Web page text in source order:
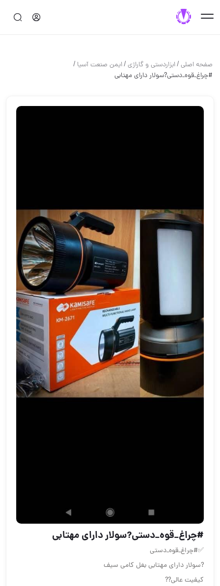
صفحه اصلی/ابزاردستی و گاراژی/ایمن صنعت آسیا /
#چراغ_قوه_دستی?سولار دارای مهتابی
#چراغ_قوه_دستی?سولار دارای مهتابی
✅#چراغ_قوه_دستی
?سولار دارای مهتابی بغل کامی سیف
کیفیت عالی??